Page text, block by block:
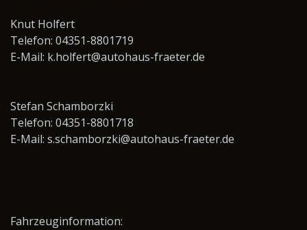
Knut Holfert
Telefon: 04351-8801719
E-Mail: k.holfert@autohaus-fraeter.de
Stefan Schamborzki
Telefon: 04351-8801718
E-Mail: s.schamborzki@autohaus-fraeter.de
Fahrzeuginformation: